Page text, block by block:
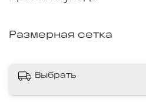
Размерная сетка
Выбрать